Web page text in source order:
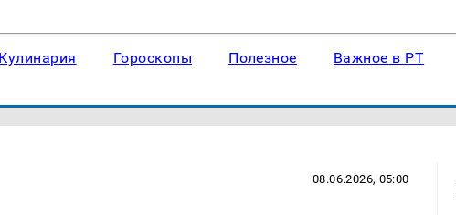
Гороскопы Полезное Важное в РТ
08.06.2026, 05:00